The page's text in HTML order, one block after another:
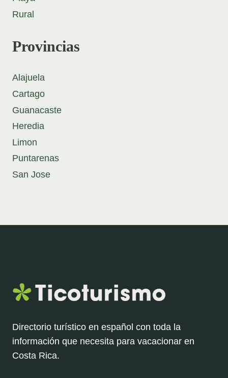
Rural
Provincias
Alajuela
Cartago
Guanacaste
Heredia
Limon
Puntarenas
San Jose
Directorio turístico en español con toda la
información que necesita para vacacionar en
Costa Rica.